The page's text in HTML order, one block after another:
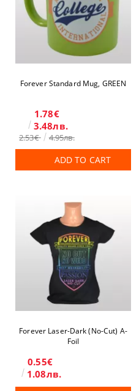
Forever Standard Mug, GREEN
1.78€
3.48лв.
2.53€ 4.95лв.
ADD TO CART
Forever Laser-Dark (No-Cut) A-
Foil
0.55€
1.08лв.